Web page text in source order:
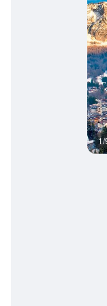
1/